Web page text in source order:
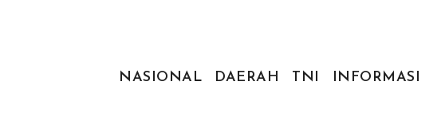
NASIONAL
DAERAH TNI INFORMASI